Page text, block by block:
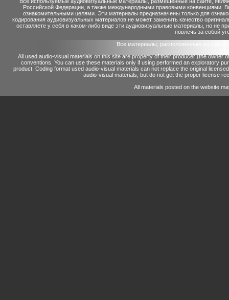
Российской Федерации, а также международными правовыми конвенциями.
ознакомительными целями. Эти материалы предназначены только для
кодирования аудиовизуальных материалов не может заменить качество
оставляете у себя в каком-либо виде эти аудиовизуальные материалы, но не
повлечь за собой
Все материалы, расположенные на сайте
All used audio-visual materials on this site are property of their producer (the owner
conventions. You can use these materials only if using performed an exploratory
product. Coding format used audio-visual materials can not replace the original
audio-visual materials, but do not get the proper license
All materials posted on the website